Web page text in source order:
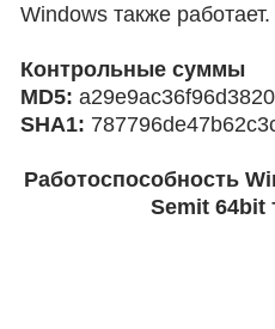
Windows также работает.
Контрольные суммы
MD5:
SHA1:
Работоспособность
Semit 64bit